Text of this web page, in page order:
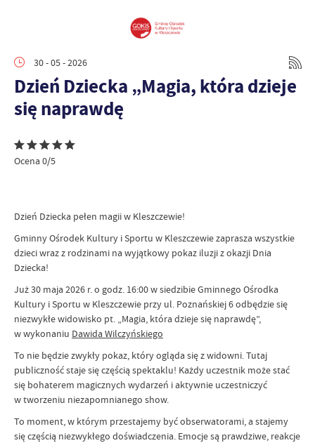
30 - 05 - 2026
Dzień Dziecka „Magia, która dzieje
się naprawdę
Ocena 0/5
Dzień Dziecka pełen magii w Kleszczewie!
Gminny Ośrodek Kultury i Sportu w Kleszczewie zaprasza wszystkie
dzieci wraz z rodzinami na wyjątkowy pokaz iluzji z okazji Dnia
Dziecka!
Już 30 maja 2026 r. o godz. 16:00 w siedzibie Gminnego Ośrodka
Kultury i Sportu w Kleszczewie przy ul. Poznańskiej 6 odbędzie się
niezwykłe widowisko pt. „Magia, która dzieje się naprawdę”,
w wykonaniu Dawida Wilczyńskiego
To nie będzie zwykły pokaz, który ogląda się z widowni. Tutaj
publiczność staje się częścią spektaklu! Każdy uczestnik może stać
się bohaterem magicznych wydarzeń i aktywnie uczestniczyć
w tworzeniu niezapomnianego show.
To moment, w którym przestajemy być obserwatorami, a stajemy
się częścią niezwykłego doświadczenia. Emocje są prawdziwe, reakcje